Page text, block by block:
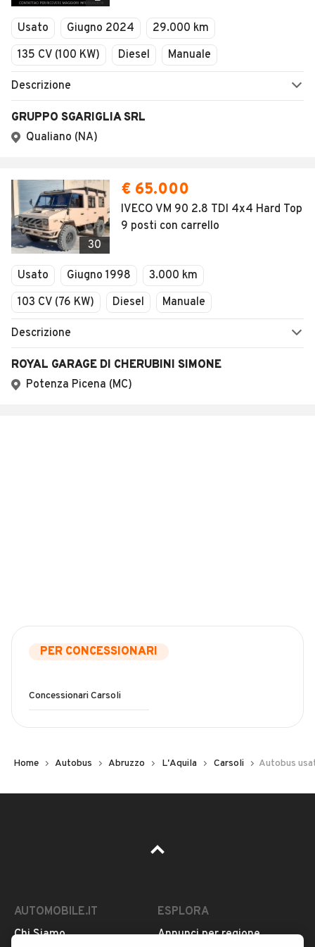
Security
Valutazione auto
AREA BUSINESS
Registrazione
concessionario
Area Business
Multigestionale Motori
AUTOMOBILE.IT È PARTE
DI ADEVINTA
subito.it
SEGUICI
Marktplaats B.V. - P.IVA 803.603.307.B.01